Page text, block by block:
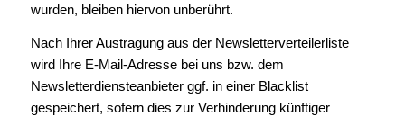
wurden, bleiben hiervon unberührt.
Nach Ihrer Austragung aus der Newsletterverteilerliste
wird Ihre E-Mail-Adresse bei uns bzw. dem
Newsletterdiensteanbieter ggf. in einer Blacklist
gespeichert, sofern dies zur Verhinderung künftiger